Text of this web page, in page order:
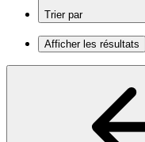
Trier par
Afficher les résultats